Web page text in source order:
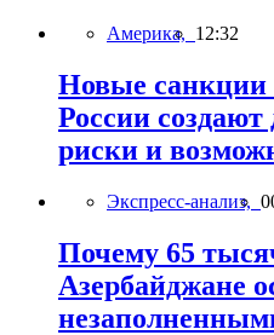
Америка, 12:32
Новые
России
риски и
Экспресс-анализ,
Почему 65
Азербайджане